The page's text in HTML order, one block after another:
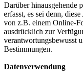
Darüber hinausgehende
erfasst, es sei denn,
von z.B. einem Online-
ausdrücklich zur
verantwortungsbewusst
Bestimmungen.
Datenverwendung